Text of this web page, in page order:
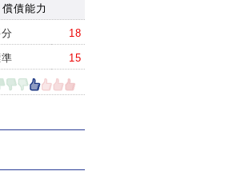
償債能力
18
15